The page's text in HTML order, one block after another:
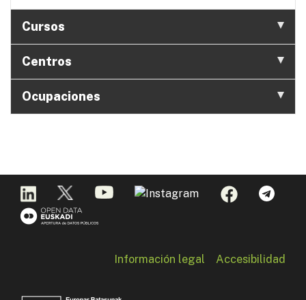
Cursos
Centros
Ocupaciones
Información legal Accesibilidad